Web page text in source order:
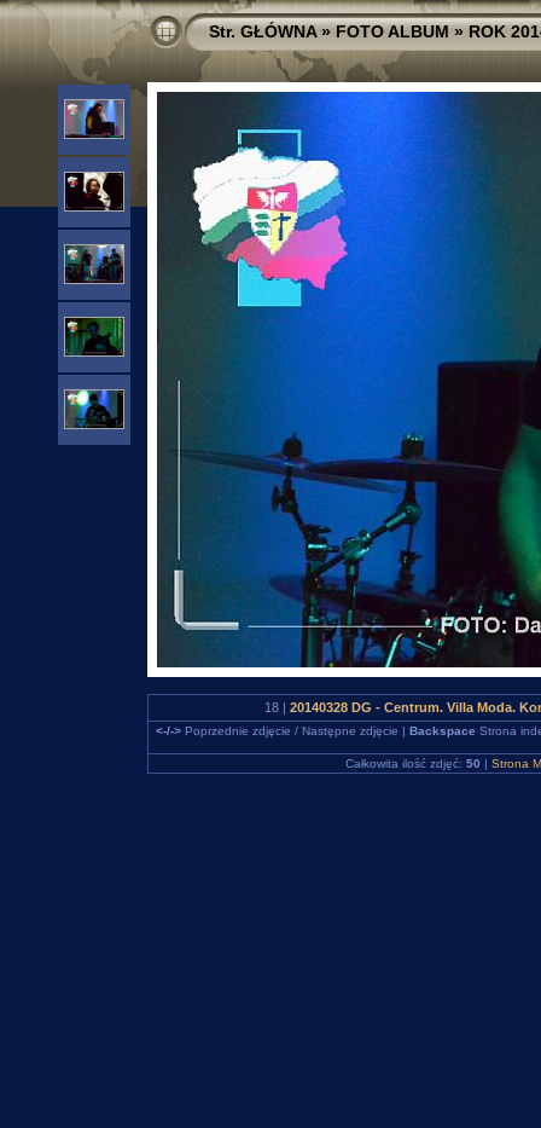
Str. GŁÓWNA»FOTO ALBUM»ROK
18 | 20140328 DG - Centrum. Villa Moda.
<-/->Poprzednie zdjęcie / Następne zdjęcie | Backspace Strona
Całkowita ilość zdjęć: 50 | Strona